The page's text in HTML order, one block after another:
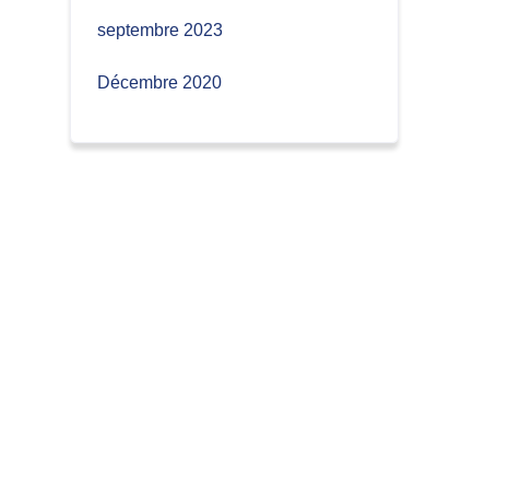
septembre 2023
Décembre 2020